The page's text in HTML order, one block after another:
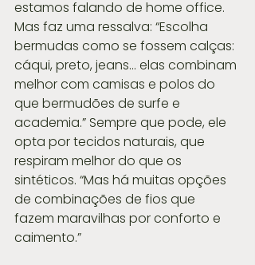
estamos falando de home office.
Mas faz uma ressalva: “Escolha
bermudas como se fossem calças:
cáqui, preto, jeans… elas combinam
melhor com camisas e polos do
que bermudões de surfe e
academia.” Sempre que pode, ele
opta por tecidos naturais, que
respiram melhor do que os
sintéticos. “Mas há muitas opções
de combinações de fios que
fazem maravilhas por conforto e
caimento.”